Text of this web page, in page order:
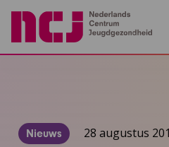
Nieuws 28 augustus